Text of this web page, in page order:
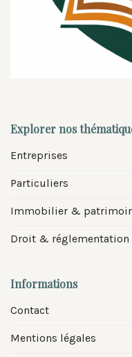
Explorer nos
Entreprises
Particuliers
Immobilier &
Droit & réglementation
Informations
Contact
Mentions légales